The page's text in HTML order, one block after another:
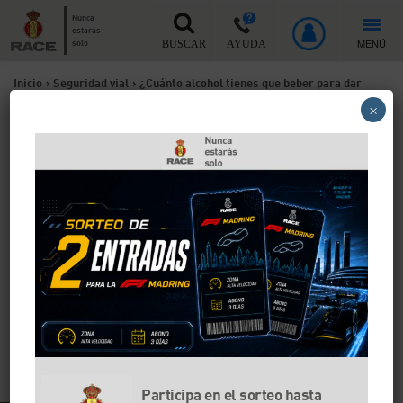
Nunca
estarás
solo
BUSCAR AYUDA MENÚ
Inicio > Seguridad vial > ¿Cuánto alcohol tienes que beber para dar
¿Cuánto alcohol tienes que
beber para dar positivo?
Que el alcohol afecta a la conducción es un hecho
comprobado. Sin embargo, cabe preguntarse cuánto
afecta tomarse una copa de vino, una cerveza u otro
tipo de bebida. En este artículo te explicamos cómo te
pueden perjudicar las bebidas alcohólicas que
ingieras, también a la hora de pasar por un control de
Participa en el sorteo hasta
×